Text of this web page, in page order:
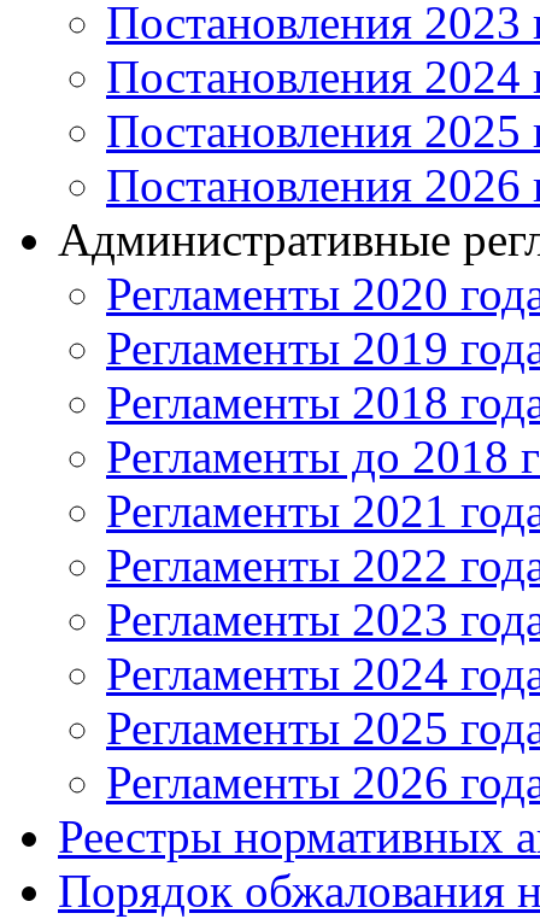
Постановления 2023
Постановления 2024
Постановления 2025
Постановления 2026
Административные
Регламенты 2020
Регламенты 2019
Регламенты 2018
Регламенты до 2018
Регламенты 2021
Регламенты 2022
Регламенты 2023
Регламенты 2024
Регламенты 2025
Регламенты 2026
Реестры нормативных
Порядок обжалования